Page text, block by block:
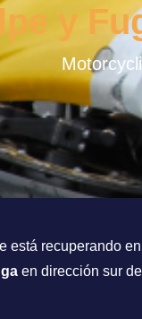
y
está recuperando
en dirección sur